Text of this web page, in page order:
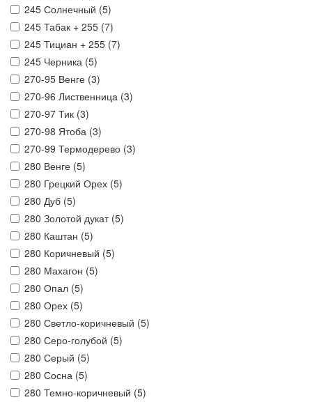
245 Солнечный (5)
245 Табак + 255 (7)
245 Тициан + 255 (7)
245 Черника (5)
270-95 Венге (3)
270-96 Лиственница (3)
270-97 Тик (3)
270-98 Ятоба (3)
270-99 Термодерево (3)
280 Венге (5)
280 Грецкий Орех (5)
280 Дуб (5)
280 Золотой дукат (5)
280 Каштан (5)
280 Коричневый (5)
280 Махагон (5)
280 Опал (5)
280 Орех (5)
280 Светло-коричневый (5)
280 Серо-голубой (5)
280 Серый (5)
280 Сосна (5)
280 Темно-коричневый (5)